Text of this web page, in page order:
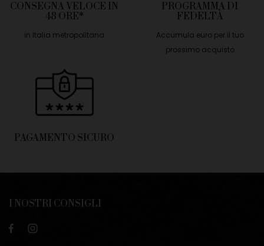
CONSEGNA VELOCE IN
48 ORE*
in Italia metropolitana
PROGRAMMA DI
FEDELTÀ
Accumula euro per il tuo
prossimo acquisto
PAGAMENTO SICURO
I NOSTRI CONSIGLI